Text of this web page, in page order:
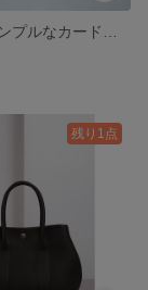
残り1点